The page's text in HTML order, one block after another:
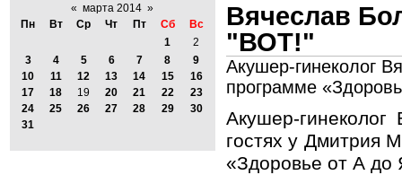
« марта 2014 »
Пн
Вт Ср Чт Пт Сб
Вс
1
2
3
4 5 6 7 8
9
10
11 12 13 14 15
16
17
18 19 20 21 22
23
24
25 26 27 28 29
30
31
Вячеслав
"ВОТ!"
Акушер-гинеколог
программе
Акушер-гинеколог
гостях у Дмитрия
«Здоровье от А до